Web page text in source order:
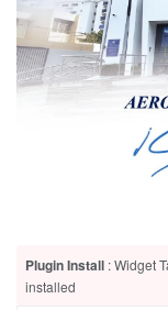
Plugin Install : Widget
installed